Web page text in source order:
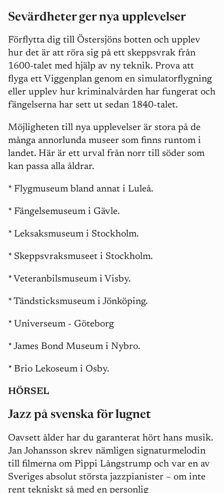
Sevärdheter ger nya upplevelser
Förflytta dig till Östersjöns botten och upplev
hur det är att röra sig på ett skeppsvrak från
1600-talet med hjälp av ny teknik. Prova att
flyga ett Viggenplan genom en simulatorflygning
eller upplev hur kriminalvården har fungerat och
fängelserna har sett ut sedan 1840-talet.
Möjligheten till nya upplevelser är stora på de
många annorlunda museer som finns runtom i
landet. Här är ett urval från norr till söder som
kan passa alla åldrar.
* Flygmuseum bland annat i Luleå.
* Fängelsemuseum i Gävle.
* Leksaksmuseum i Stockholm.
* Skeppsvraksmuseet i Stockholm.
* Veteranbilsmuseum i Visby.
* Tändsticksmuseum i Jönköping.
* Universeum - Göteborg
* James Bond Museum i Nybro.
* Brio Lekoseum i Osby.
HÖRSEL
Jazz på svenska för lugnet
Oavsett ålder har du garanterat hört hans musik.
Jan Johansson skrev nämligen signaturmelodin
till filmerna om Pippi Långstrump och var en av
Sveriges absolut största jazzpianister – om inte
rent tekniskt så med en personlig